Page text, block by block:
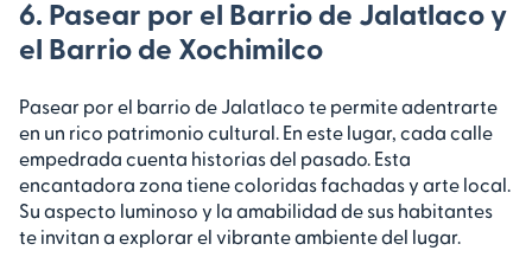
6. Pasear por el Barrio de Jalatlaco y
el Barrio de Xochimilco
Pasear por el barrio de Jalatlaco te permite adentrarte
en un rico patrimonio cultural. En este lugar, cada calle
empedrada cuenta historias del pasado. Esta
encantadora zona tiene coloridas fachadas y arte local.
Su aspecto luminoso y la amabilidad de sus habitantes
te invitan a explorar el vibrante ambiente del lugar.